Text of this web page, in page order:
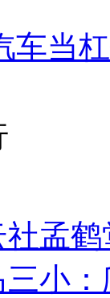
车当
社孟
小